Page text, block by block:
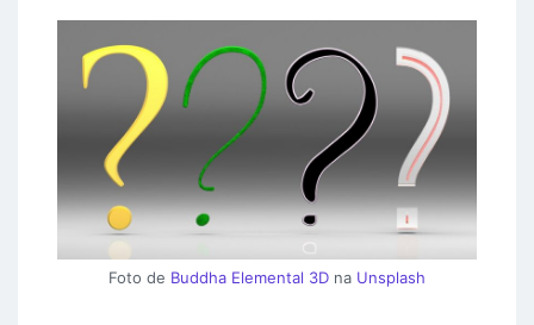
Foto de Buddha Elemental 3D na Unsplash